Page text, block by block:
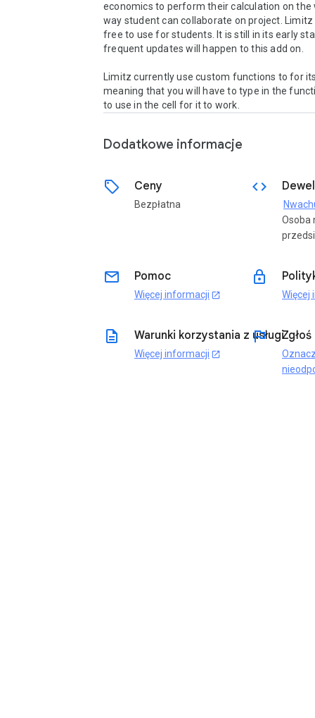
economics to perform their calculation on the
way student can collaborate on project.
free to use for students. It is still in its early
frequent updates will happen to this add on.
Limitz currently use custom functions to for
meaning that you will have to type in the
to use in the cell for it to work.
Dodatkowe informacje
sell Ceny
Bezpłatna
code
Osoba
email Pomoc
Więcej informacji open_in_new
lock
Więcej
description Warunki korzystania z usługi
Więcej informacji open_in_new
flag Zgłoś